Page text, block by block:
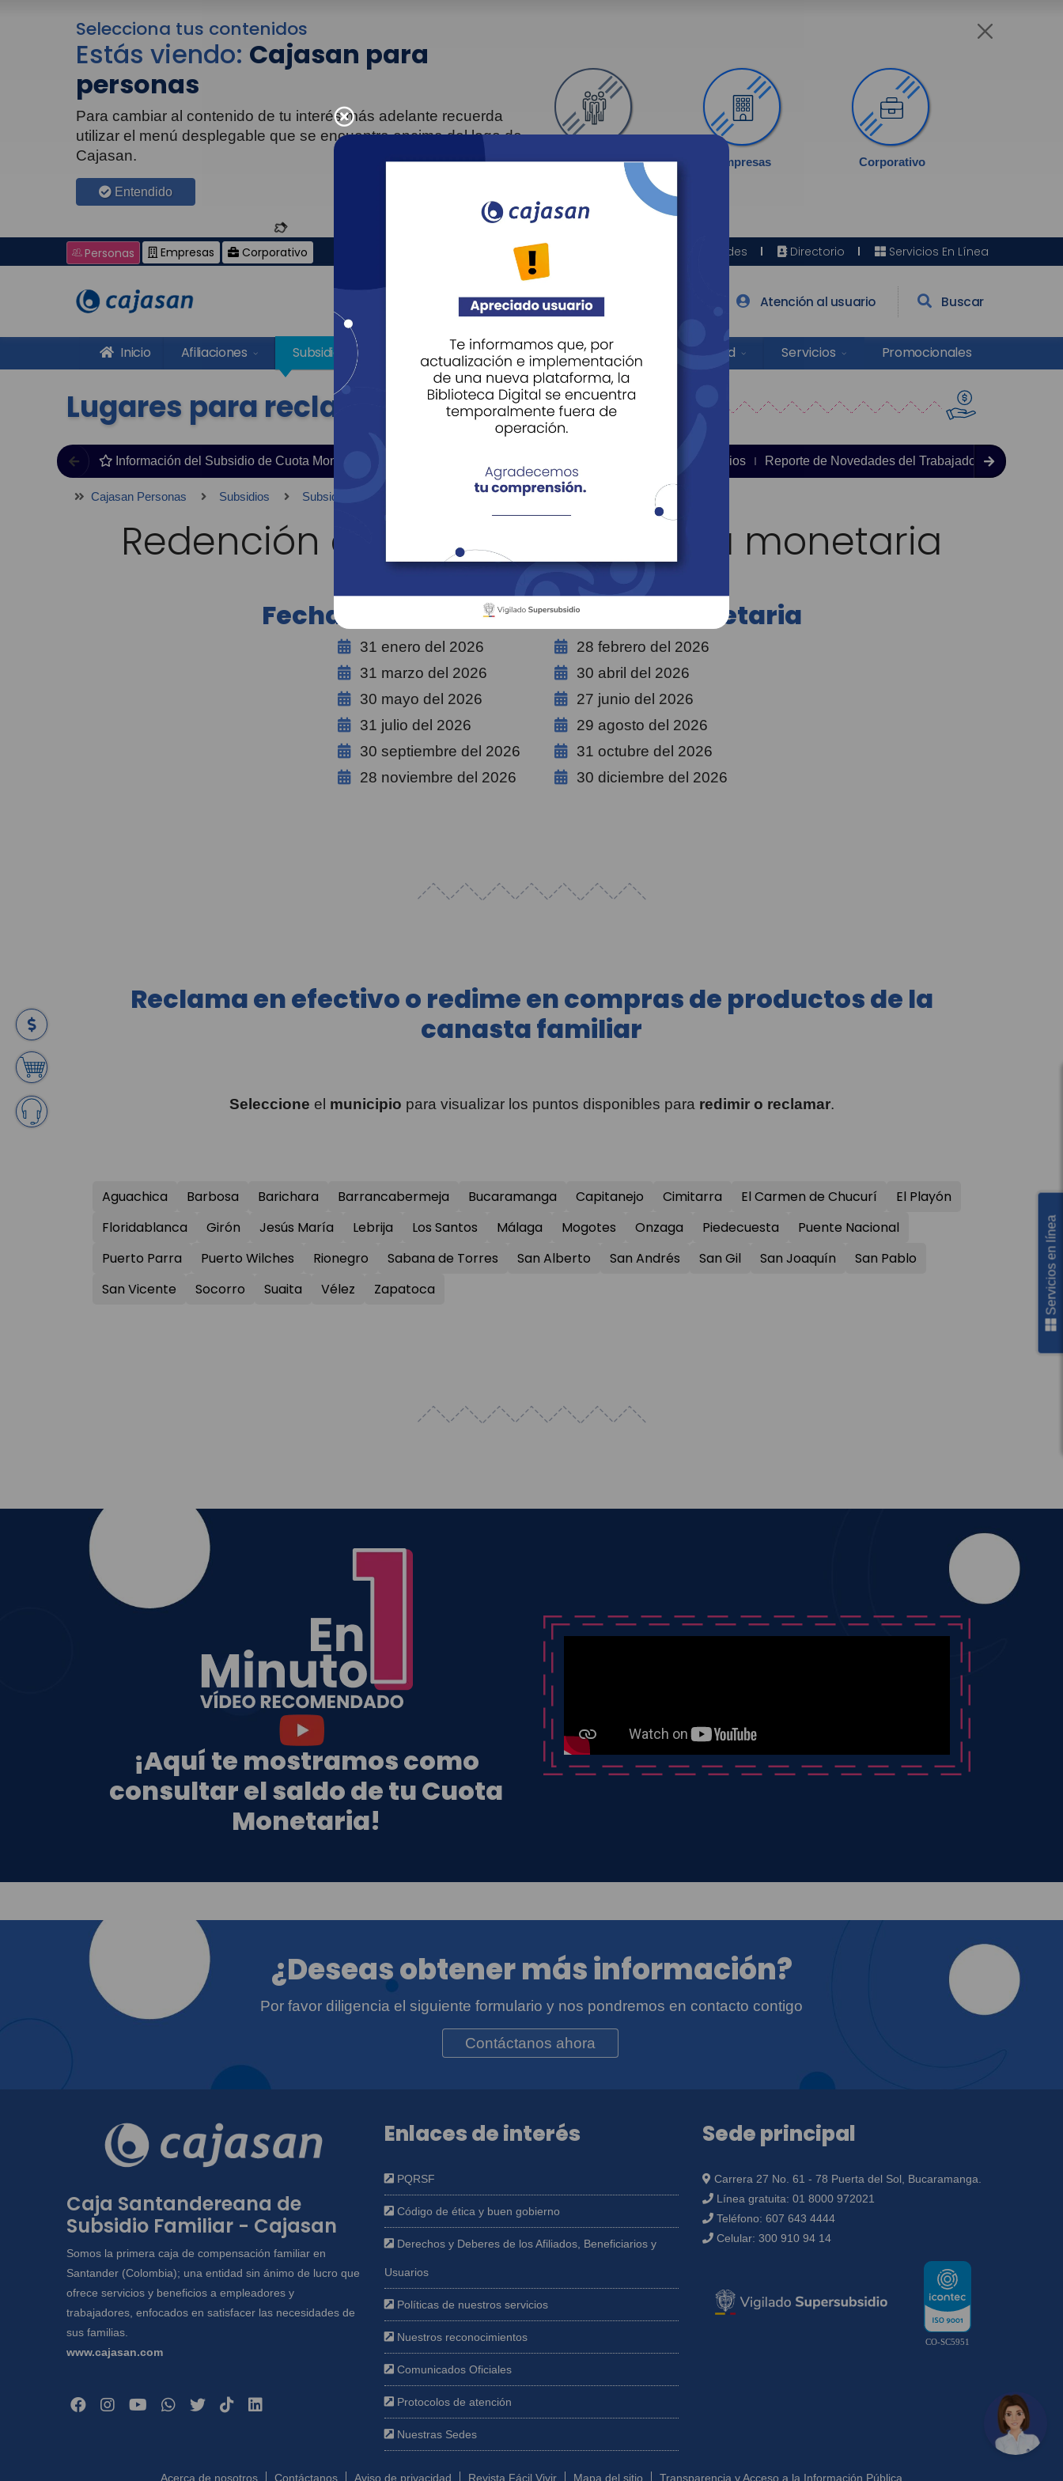
Selecciona tus contenidos
Estás viendo: Cajasan para
personas
Para cambiar al contenido de tu interés más adelante recuerda
utilizar el menú desplegable que se encuentra encima del logo de
Cajasan.
Entendido
Personas Empresas Corporativo
Personas Empresas Corporativo Sedes Directorio Servicios En Línea
Agéndate Atención al usuario Buscar
Inicio Afiliaciones Subsidios Recreación Educación Cultura Salud Servicios Promocionales
Lugares para reclamar la cuota monetaria
Información del Subsidio de Cuota Monetaria Tarjeta Multiservicios Reporte de Novedades del Trabajador
Cajasan Personas Subsidios Subsidio de Cuota Monetaria Lugares para Reclamar
Redención del subsidio de cuota monetaria
Fechas de redención de cuota monetaria
31 enero del 2026
28 febrero del 2026
31 marzo del 2026
30 abril del 2026
30 mayo del 2026
27 junio del 2026
31 julio del 2026
29 agosto del 2026
30 septiembre del 2026
31 octubre del 2026
28 noviembre del 2026
30 diciembre del 2026
Reclama en efectivo o redime en compras de productos de la
canasta familiar
Seleccione el municipio para visualizar los puntos disponibles para redimir o reclamar.
Aguachica Barbosa Barichara Barrancabermeja Bucaramanga Capitanejo Cimitarra El Carmen de Chucurí
El Playón
Floridablanca
Girón Jesús María Lebrija Los Santos Málaga Mogotes Onzaga Piedecuesta
Puente Nacional
Puerto Parra
Puerto Wilches Rionegro Sabana de Torres San Alberto San Andrés San Gil San Joaquín
San Pablo
San Vicente
Socorro Suaita Vélez Zapatoca
¡Aquí te mostramos como
consultar el saldo de tu Cuota
Monetaria!
¿Deseas obtener más información?
Por favor diligencia el siguiente formulario y nos pondremos en contacto contigo
Contáctanos ahora
Caja Santandereana de
Subsidio Familiar - Cajasan
Somos la primera caja de compensación familiar en
Santander (Colombia); una entidad sin ánimo de lucro que
ofrece servicios y beneficios a empleadores y
trabajadores, enfocados en satisfacer las necesidades de
sus familias.
www.cajasan.com
Enlaces de interés
PQRSF
Código de ética y buen gobierno
Derechos y Deberes de los Afiliados, Beneficiarios y
Usuarios
Políticas de nuestros servicios
Nuestros reconocimientos
Comunicados Oficiales
Protocolos de atención
Nuestras Sedes
Sede principal
Carrera 27 No. 61 - 78 Puerta del Sol, Bucaramanga.
Línea gratuita: 01 8000 972021
Teléfono: 607 643 4444
Celular: 300 910 94 14
CO-SC5951
Acerca de nosotros Contáctanos Aviso de privacidad Revista Fácil Vivir Mapa del sitio Transparencia y Acceso a la Información Pública
Servicios en línea